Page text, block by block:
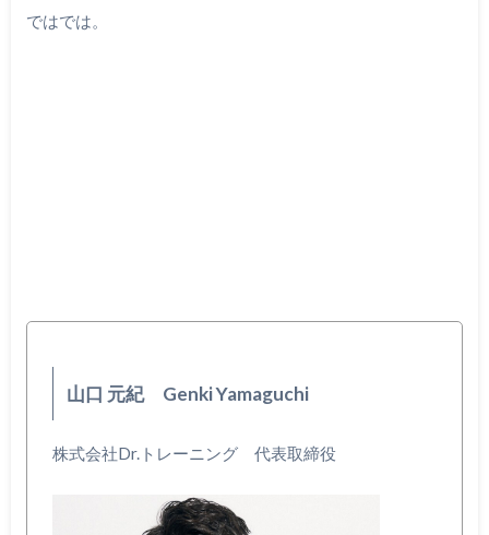
ではでは。
山口 元紀 Genki Yamaguchi
株式会社Dr.トレーニング 代表取締役